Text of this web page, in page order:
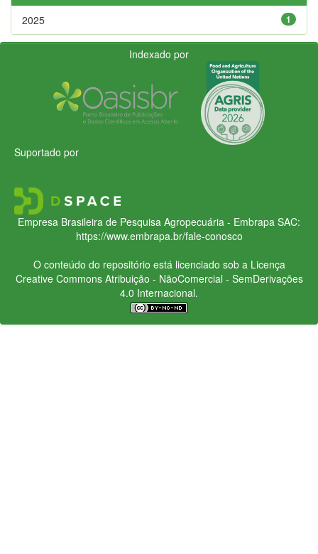
1
2025
Indexado por
Suportado por
Empresa Brasileira de Pesquisa Agropecuária - Embrapa SAC:
https://www.embrapa.br/fale-conosco
O conteúdo do repositório está licenciado sob a Licença
Creative CommonsAtribuição - NãoComercial - SemDerivações
4.0 Internacional.